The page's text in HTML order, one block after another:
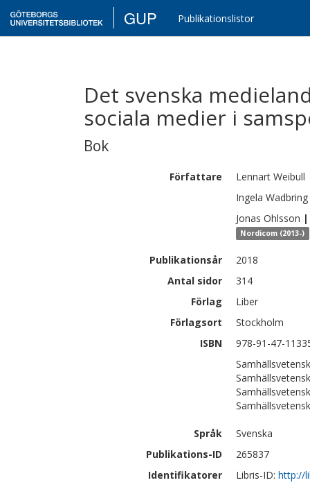
GUP Publikationslistor
Det svenska
sociala medier i
Bok
Författare Lennart Weibull
Ingela Wadbring
Jonas Ohlsson |
Nordicom (2013-)
Publikationsår
2018
Antal sidor
314
Förlag
Liber
Förlagsort
Stockholm
ISBN
978-91-47-
Språk
Svenska
Publikations-ID
265837
Identifikatorer
Libris-ID: http://